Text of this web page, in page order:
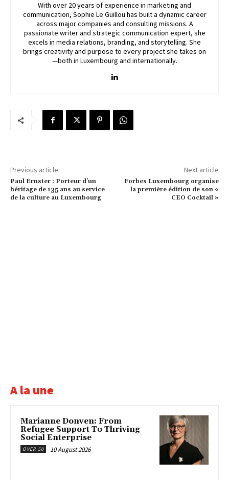
With over 20 years of experience in marketing and
communication, Sophie Le Guillou has built a dynamic career
across major companies and consulting missions. A
passionate writer and strategic communication expert, she
excels in media relations, branding, and storytelling. She
brings creativity and purpose to every project she takes on
—both in Luxembourg and internationally.
Previous article
Paul Ernster : Porteur d’un
héritage de 135 ans au service
de la culture au Luxembourg
Next article
Forbes Luxembourg organise
la première édition de son «
CEO Cocktail »
A la une
Marianne Donven: From
Refugee Support To Thriving
Social Enterprise
OVER 50 10 August 2026